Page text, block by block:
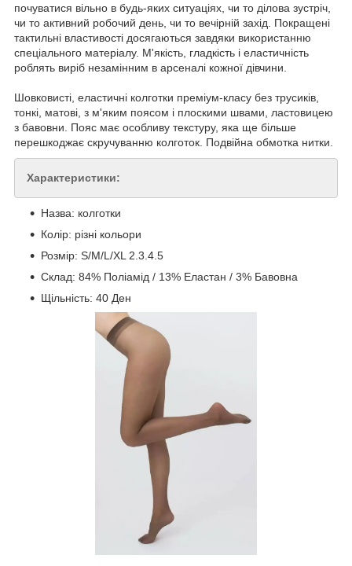
почуватися вільно в будь-яких ситуаціях, чи то ділова зустріч,
чи то активний робочий день, чи то вечірній захід. Покращені
тактильні властивості досягаються завдяки використанню
спеціального матеріалу. М'якість, гладкість і еластичність
роблять виріб незамінним в арсеналі кожної дівчини.
Шовковисті, еластичні колготки преміум-класу без трусиків,
тонкі, матові, з м'яким поясом і плоскими швами, ластовицею
з бавовни. Пояс має особливу текстуру, яка ще більше
перешкоджає скручуванню колготок. Подвійна обмотка нитки.
Характеристики:
Назва: колготки
Колір: різні кольори
Розмір: S/M/L/XL 2.3.4.5
Склад: 84% Поліамід / 13% Еластан / 3% Бавовна
Щільність: 40 Ден